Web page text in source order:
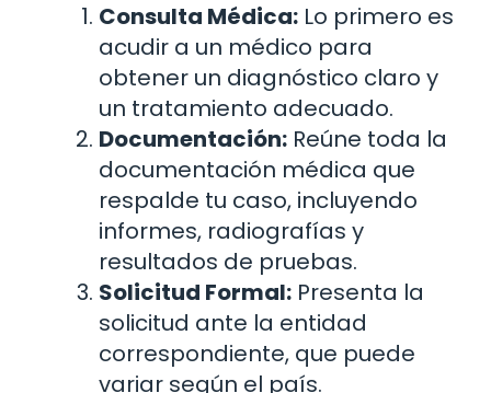
Consulta Médica: Lo primero es
acudir a un médico para
obtener un diagnóstico claro y
un tratamiento adecuado.
Documentación: Reúne toda la
documentación médica que
respalde tu caso, incluyendo
informes, radiografías y
resultados de pruebas.
Solicitud Formal: Presenta la
solicitud ante la entidad
correspondiente, que puede
variar según el país.